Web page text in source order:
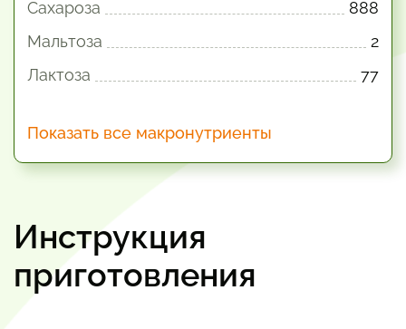
Сахароза
888
Мальтоза
2
Лактоза
77
Показать все макронутриенты
Инструкция
приготовления